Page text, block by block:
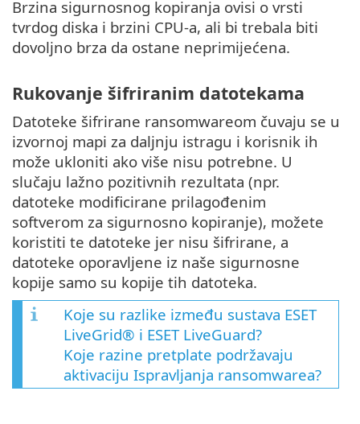
Brzina sigurnosnog kopiranja ovisi o vrsti
tvrdog diska i brzini CPU-a, ali bi trebala biti
dovoljno brza da ostane neprimijećena.
Rukovanje šifriranim datotekama
Datoteke šifrirane ransomwareom čuvaju se u
izvornoj mapi za daljnju istragu i korisnik ih
može ukloniti ako više nisu potrebne. U
slučaju lažno pozitivnih rezultata (npr.
datoteke modificirane prilagođenim
softverom za sigurnosno kopiranje), možete
koristiti te datoteke jer nisu šifrirane, a
datoteke oporavljene iz naše sigurnosne
kopije samo su kopije tih datoteka.
Koje su razlike između sustava ESET
LiveGrid® i ESET LiveGuard?
Koje razine pretplate podržavaju
aktivaciju Ispravljanja ransomwarea?